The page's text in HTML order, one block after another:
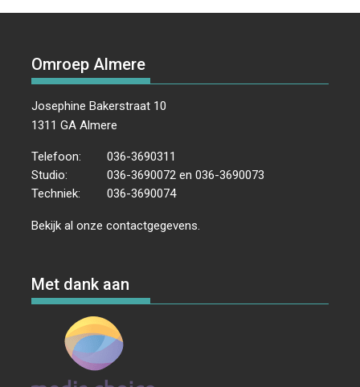
Omroep Almere
Josephine Bakerstraat 10
1311 GA Almere
Telefoon:
036-3690311
Studio:
036-3690072 en 036-3690073
Techniek:
036-3690074
Bekijk al onzecontactgegevens
Met dank aan